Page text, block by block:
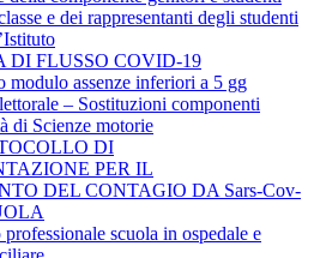
e dei rappresentanti degli studenti
DI FLUSSO COVID-19
modulo assenze inferiori a 5 gg
– Sostituzioni componenti
di Scienze motorie
DI
PER IL
DEL CONTAGIO DA Sars-Cov-
scuola in ospedale e